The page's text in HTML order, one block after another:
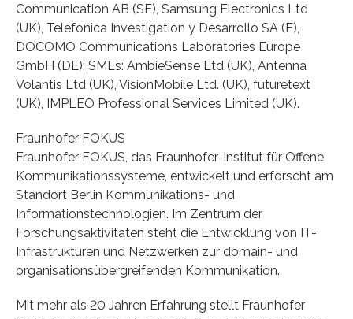
Communication AB (SE), Samsung Electronics Ltd
(UK), Telefonica Investigation y Desarrollo SA (E),
DOCOMO Communications Laboratories Europe
GmbH (DE); SMEs: AmbieSense Ltd (UK), Antenna
Volantis Ltd (UK), VisionMobile Ltd. (UK), futuretext
(UK), IMPLEO Professional Services Limited (UK).
Fraunhofer FOKUS
Fraunhofer FOKUS, das Fraunhofer-Institut für Offene
Kommunikationssysteme, entwickelt und erforscht am
Standort Berlin Kommunikations- und
Informationstechnologien. Im Zentrum der
Forschungsaktivitäten steht die Entwicklung von IT-
Infrastrukturen und Netzwerken zur domain- und
organisationsübergreifenden Kommunikation.
Mit mehr als 20 Jahren Erfahrung stellt Fraunhofer